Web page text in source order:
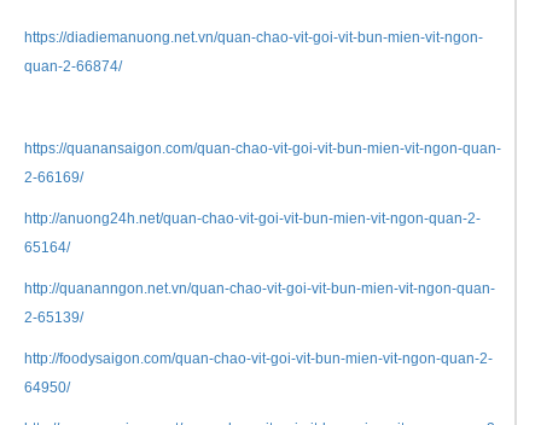
https://diadiemanuong.net.vn/quan-chao-vit-goi-vit-bun-mien-vit-ngon-
quan-2-66874/
https://quanansaigon.com/quan-chao-vit-goi-vit-bun-mien-vit-ngon-quan-
2-66169/
http://anuong24h.net/quan-chao-vit-goi-vit-bun-mien-vit-ngon-quan-2-
65164/
http://quananngon.net.vn/quan-chao-vit-goi-vit-bun-mien-vit-ngon-quan-
2-65139/
http://foodysaigon.com/quan-chao-vit-goi-vit-bun-mien-vit-ngon-quan-2-
64950/